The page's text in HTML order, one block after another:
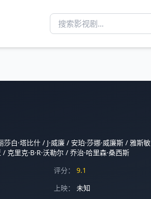
莎白·塔比什 / J·威廉 / 安珀·莎娜·威廉斯 / 雅斯
/ 克里克·B·R·沃勒尔 / 乔治·哈里森·桑西斯
评分：
9.1
上映：
未知